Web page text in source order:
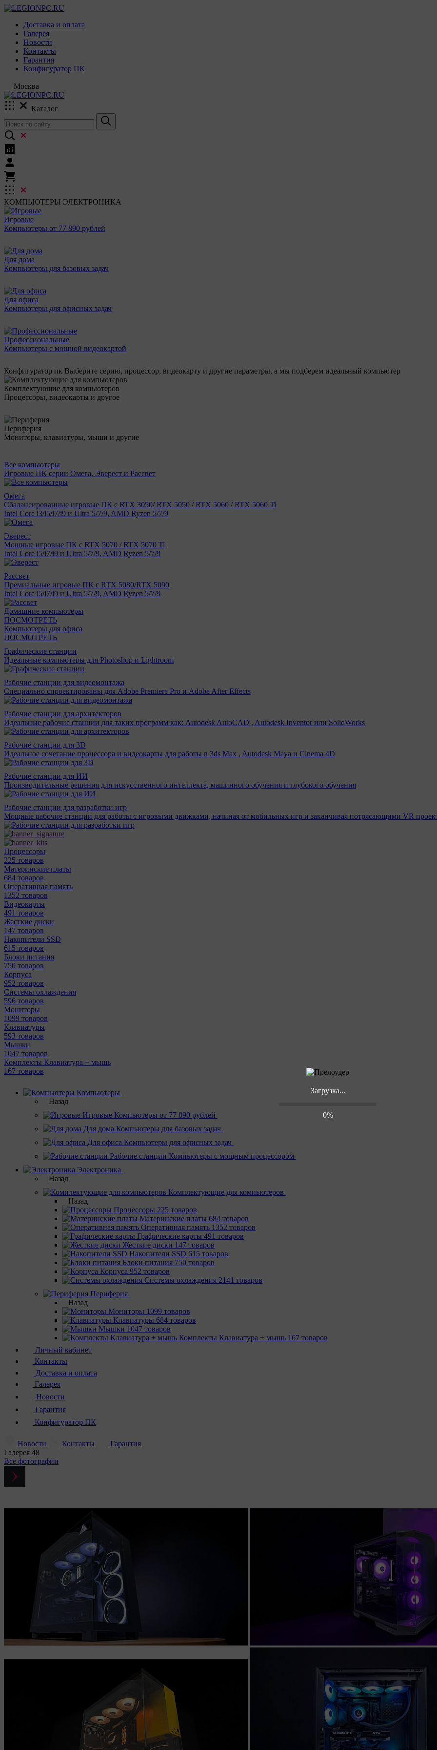
Загрузка...
0%
Доставка и оплата
Галерея
Новости
Контакты
Гарантия
Конфигуратор ПК
Москва
Каталог
КОМПЬЮТЕРЫ ЭЛЕКТРОНИКА
Игровые
Компьютеры от 77 890 рублей
Для дома
Компьютеры для базовых задач
Для офиса
Компьютеры для офисных задач
Профессиональные
Компьютеры с мощной видеокартой
Конфигуратор пк Выберите серию, процессор, видеокарту и другие параметры, а мы подберем идеальный компьютер
Комплектующие для компьютеров
Процессоры, видеокарты и другое
Периферия
Мониторы, клавиатуры, мыши и другие
Все компьютеры
Игровые ПК серии Омега, Эверест и Рассвет
Омега
Сбалансированные игровые ПК с RTX 3050/ RTX 5050 / RTX 5060 / RTX 5060 Ti
Intel Core i3/i5/i7/i9 и Ultra 5/7/9, AMD Ryzen 5/7/9
Эверест
Мощные игровые ПК с RTX 5070 / RTX 5070 Ti
Intel Core i5/i7/i9 и Ultra 5/7/9, AMD Ryzen 5/7/9
Рассвет
Премиальные игровые ПК с RTX 5080/RTX 5090
Intel Core i5/i7/i9 и Ultra 5/7/9, AMD Ryzen 5/7/9
Домашние компьютеры
ПОСМОТРЕТЬ
Компьютеры для офиса
ПОСМОТРЕТЬ
Графические станции
Идеальные компьютеры для Photoshop и Lightroom
Рабочие станции для видеомонтажа
Специально спроектированы для Adobe Premiere Pro и Adobe After Effects
Рабочие станции для архитекторов
Идеальные рабочие станции для таких программ как: Autodesk AutoCAD , Autodesk Inventor или SolidWorks
Рабочие станции для 3D
Идеальное сочетание процессора и видеокарты для работы в 3ds Max , Autodesk Maya и Cinema 4D
Рабочие станции для ИИ
Производительные решения для искусственного интеллекта, машинного обучения и глубокого обучения
Рабочие станции для разработки игр
Мощные рабочие станции для работы с игровыми движками, начиная от мобильных игр и заканчивая потрясающими VR
Процессоры
225 товаров
Материнcкие платы
684 товаров
Оперативная память
1352 товаров
Видеокарты
491 товаров
Жесткие диски
147 товаров
Накопители SSD
615 товаров
Блоки питания
750 товаров
Корпуса
952 товаров
Системы охлаждения
596 товаров
Мониторы
1099 товаров
Клавиатуры
593 товаров
Мышки
1047 товаров
Комплекты Клавиатура + мышь
167 товаров
Компьютеры
Назад
Игровые Компьютеры от 77 890 рублей
Для дома Компьютеры для базовых задач
Для офиса Компьютеры для офисных задач
Рабочие станции Компьютеры с мощным процессором
Электроника
Назад
Комплектующие для компьютеров
Назад
Процессоры 225 товаров
Материнcкие платы 684 товаров
Оперативная память 1352 товаров
Графические карты 491 товаров
Жесткие диски 147 товаров
Накопители SSD 615 товаров
Блоки питания 750 товаров
Корпуса 952 товаров
Системы охлаждения 2141 товаров
Периферия
Назад
Мониторы 1099 товаров
Клавиатуры 684 товаров
Мышки 1047 товаров
Комплекты Клавиатура + мышь 167 товаров
Личный кабинет
Контакты
Доставка и оплата
Галерея
Новости
Гарантия
Конфигуратор ПК
Новости Контакты
Гарантия
Галерея 48
Все фотографии